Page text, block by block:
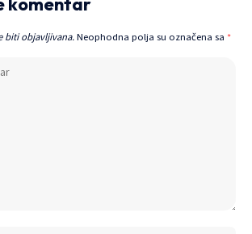
biti objavljivana.Neophodna polja su označena sa *